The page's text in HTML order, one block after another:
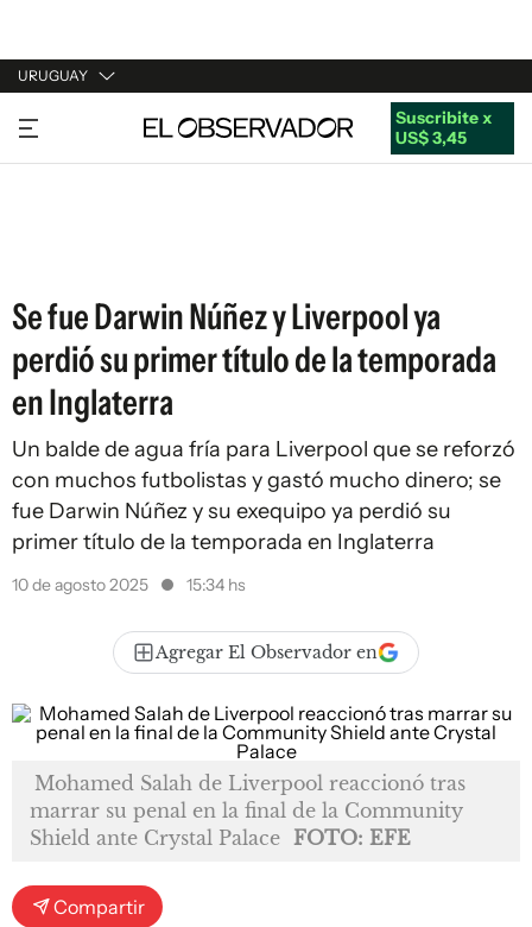
URUGUAY
URUGUAY
ARGENTINA
Suscribite x
US$ 3,45
Se fue Darwin Núñez y Liverpool ya
perdió su primer título de la temporada
en Inglaterra
Un balde de agua fría para Liverpool que se reforzó
con muchos futbolistas y gastó mucho dinero; se
fue Darwin Núñez y su exequipo ya perdió su
primer título de la temporada en Inglaterra
10 de agosto 2025 15:34 hs
Agregar El Observador en
Mohamed Salah de Liverpool reaccionó tras
marrar su penal en la final de la Community
Shield ante Crystal Palace FOTO: EFE
Compartir